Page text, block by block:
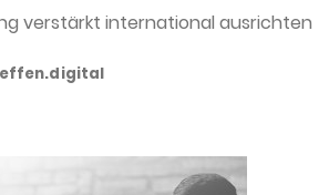
verstärkt international ausrichten